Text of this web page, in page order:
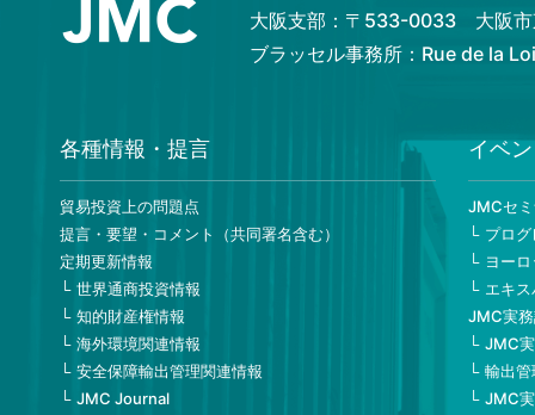
大阪支部：〒533-0033 大阪市
ブラッセル事務所：Rue de la
各種情報・提言
貿易投資上の問題点
提言・要望・コメント（共同署名含む）
定期更新情報
世界通商投資情報
知的財産権情報
海外環境関連情報
安全保障輸出管理関連情報
JMC Journal
イベ
JMCセ
プロ
ヨー
エキ
JMC実
JMC
輸出
JMC